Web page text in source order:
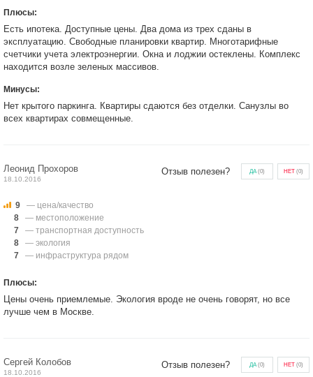
Плюсы:
Есть ипотека. Доступные цены. Два дома из трех сданы в
эксплуатацию. Свободные планировки квартир. Многотарифные
счетчики учета электроэнергии. Окна и лоджии остеклены. Комплекс
находится возле зеленых массивов.
Минусы:
Нет крытого паркинга. Квартиры сдаются без отделки. Санузлы во
всех квартирах совмещенные.
Леонид Прохоров
18.10.2016
Отзыв полезен? ДА(0) НЕТ (0)
9
— цена/качество
8
— местоположение
7
— транспортная доступность
8
— экология
7
— инфраструктура рядом
Плюсы:
Цены очень приемлемые. Экология вроде не очень говорят, но все
лучше чем в Москве.
Сергей Колобов
18.10.2016
Отзыв полезен? ДА(0) НЕТ (0)